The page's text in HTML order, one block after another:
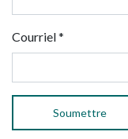
Courriel*